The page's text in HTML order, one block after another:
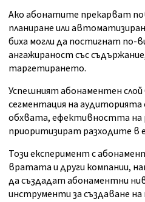
Ако абонатите прекарват
планиране или
биха могли да постигнат по-
ангажираност със
таргетирането.
Успешният абонаментен слой
сегментация на
обхвата, ефективността на
приоритизират разходите в
Този експеримент с
вратата и други компании,
да създадат абонаментни
инструменти за създаване